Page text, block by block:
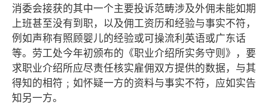
消委会接获的其中一个主要投诉范畴涉及外佣未能如期
上班甚至没有到职，以及佣工资历和经验与事实不符，
例如声称有照顾婴儿的经验或可操流利英语或广东话
等。劳工处今年初颁布的《职业介绍所实务守则》，要
求职业介绍所应尽责任核实雇佣双方提供的数据，与其
得知的相符﹔如怀疑一方的资料与事实不符，应如实告
知另一方。